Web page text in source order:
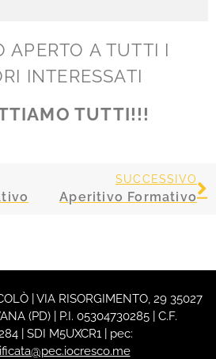
APERTO A TUTTI I
INTERESSATI
TUTTI!!!
SUCCESSIVO
Aperitivo Formativo
| VIA RISORGIMENTO, 29 35027
(PD) | P.I. 05304730285 | C.F.
| SDI M5UXCR1 | pec: